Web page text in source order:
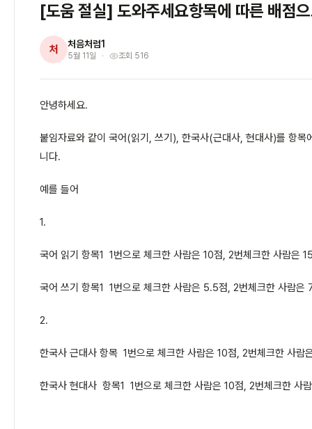
[도움 절실] 도와주세요항목에 따른 배점
처 처음처럼1
5월 11일 조회 516
안녕하세요.
붙임자료와 같이 국어(읽기, 쓰기), 한국사(근대사, 현대사)를 항목
니다.
예를 들어
1.
국어 읽기 항목1 1번으로 체크한 사람은 10점, 2번체크한 사람은
국어 쓰기 항목1 1번으로 체크한 사람은 5.5점, 2번체크한 사람은
2.
한국사 근대사 항목 1번으로 체크한 사람은 10점, 2번체크한 사람
한국사 현대사 항목1 1번으로 체크한 사람은 10점, 2번체크한 사